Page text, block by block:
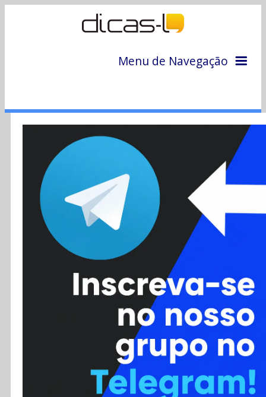
Menu de Navegação
Colunas
Colaboradores
Cursos
Enviar Dica